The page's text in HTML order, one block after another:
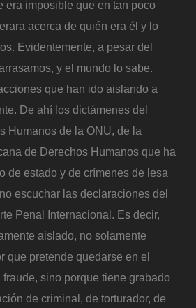
era imposible que en tan poco
acerca de quién era él y lo
Evidentemente, a pesar del
y el mundo lo sabe.
que han ido aislando a
De ahí los dictámenes del
Humanos de la ONU, de la
de Derechos Humanos que ha
de estado y de crímenes de lesa
escuchar las declaraciones del
Penal Internacional. Es decir,
aislado, no solamente
que pretende quedarse en el
fraude, sino porque tiene grabado
de criminal, de torturador, de